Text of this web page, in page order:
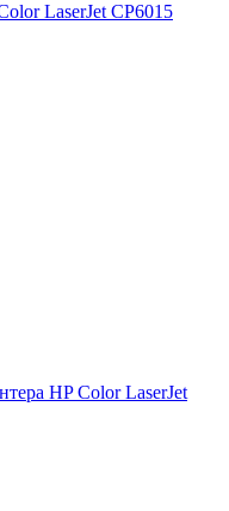
LaserJet CP6015
HP Color LaserJet